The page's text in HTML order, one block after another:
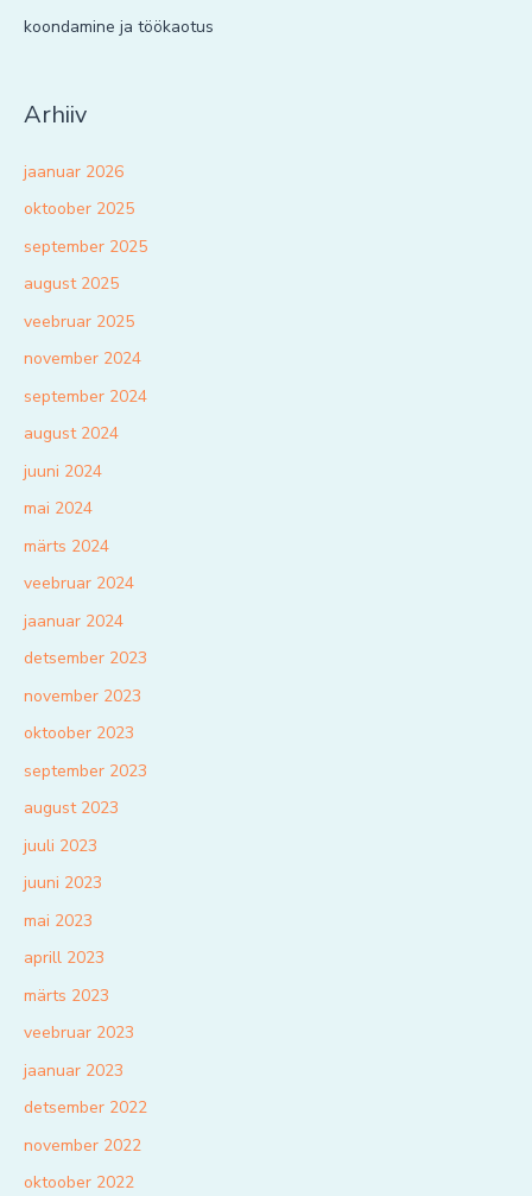
koondamine ja töökaotus
Arhiiv
jaanuar 2026
oktoober 2025
september 2025
august 2025
veebruar 2025
november 2024
september 2024
august 2024
juuni 2024
mai 2024
märts 2024
veebruar 2024
jaanuar 2024
detsember 2023
november 2023
oktoober 2023
september 2023
august 2023
juuli 2023
juuni 2023
mai 2023
aprill 2023
märts 2023
veebruar 2023
jaanuar 2023
detsember 2022
november 2022
oktoober 2022